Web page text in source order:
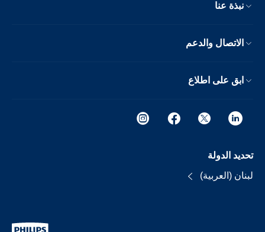
نبذة عنا
الاتصال والدعم
ابق على اطلاع
تحديد الدولة
لبنان (العربية)